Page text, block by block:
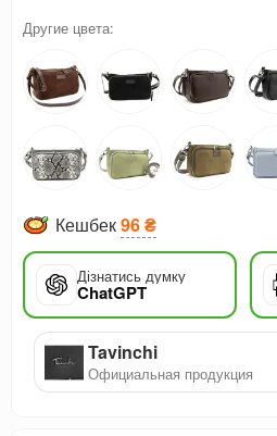
Другие цвета:
Кешбек96 ₴
Дізнатись думку
ChatGPT
Tavinchi
Официальная продукция